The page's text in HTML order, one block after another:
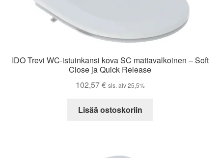
IDO Trevi WC-istuinkansi kova SC mattavalkoinen – Soft
Close ja Quick Release
102,57€ sis. alv 25,5%
Lisää ostoskoriin